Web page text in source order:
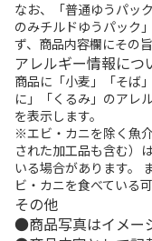
なお、「普通ゆうパッ
のみチルドゆうパック
ず、商品内容欄にその
アレルギー情報につ
商品に「小麦」「そば
に」「くるみ」のアレ
を表示します。
※エビ・カニを除く魚
された加工品も含む）
いる場合があります。
ビ・カニを食べている
その他
商品写真はイメー